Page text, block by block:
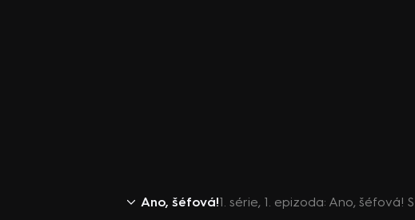
Ano, šéfová!1. série, 1. epizoda: Ano, šéfová!